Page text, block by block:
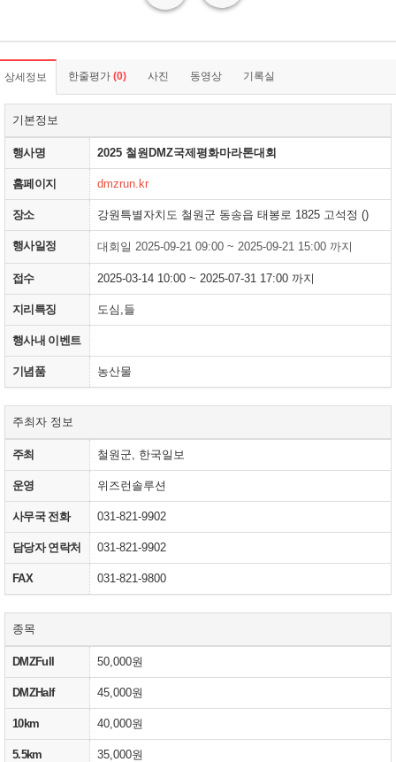
상세정보 한줄평가 (0) 사진 동영상 기록실
기본정보
행사명 2025 철원DMZ국제평화마라톤대회
홈페이지 dmzrun.kr
장소 강원특별자치도 철원군 동송읍 태봉로 1825 고석정 ()
행사일정 대회일 2025-09-21 09:00 ~ 2025-09-21 15:00 까지
접수 2025-03-14 10:00 ~ 2025-07-31 17:00 까지
지리특징 도심,들
행사내 이벤트
기념품 농산물
주최자 정보
주최 철원군, 한국일보
운영 위즈런솔루션
사무국 전화 031-821-9902
담당자 연락처 031-821-9902
FAX 031-821-9800
종목
DMZFull 50,000원
DMZHalf 45,000원
10km 40,000원
5.5km 35,000원